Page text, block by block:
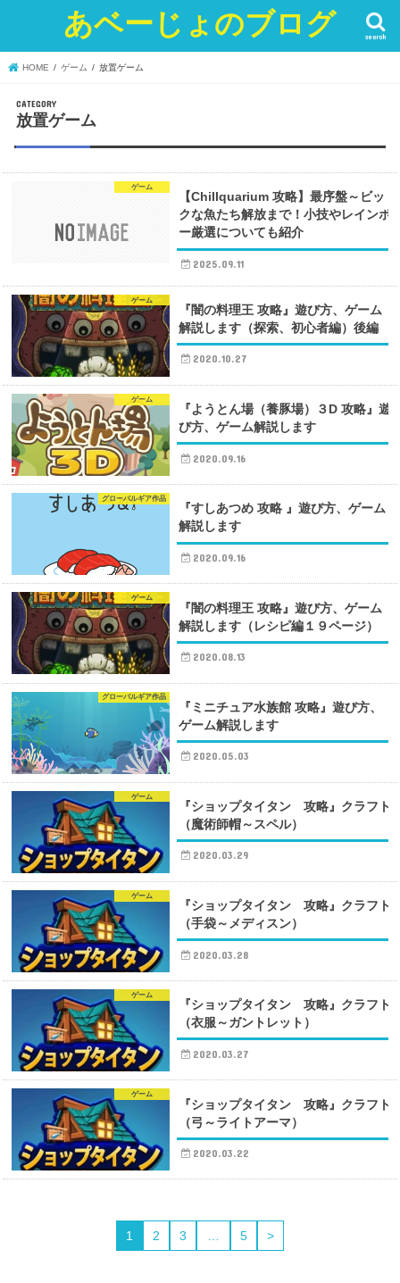
あベーじょのブログ search
HOME ゲーム 放置ゲーム
放置ゲーム
ゲーム
【Chillquarium 攻略】最序盤～ビッ
クな魚たち解放まで！小技やレインボ
ー厳選についても紹介
2025.09.11
ゲーム
『闇の料理王 攻略』遊び方、ゲーム
解説します（探索、初心者編）後編
2020.10.27
ゲーム
『ようとん場（養豚場）３D 攻略』遊
び方、ゲーム解説します
2020.09.16
グローバルギア作品
『すしあつめ 攻略 』遊び方、ゲーム
解説します
2020.09.16
ゲーム
『闇の料理王 攻略』遊び方、ゲーム
解説します（レシピ編１９ページ）
2020.08.13
グローバルギア作品
『ミニチュア水族館 攻略』遊び方、
ゲーム解説します
2020.05.03
ゲーム
『ショップタイタン 攻略』クラフト
（魔術師帽～スペル）
2020.03.29
ゲーム
『ショップタイタン 攻略』クラフト
（手袋～メディスン）
2020.03.28
ゲーム
『ショップタイタン 攻略』クラフト
（衣服～ガントレット）
2020.03.27
ゲーム
『ショップタイタン 攻略』クラフト
（弓～ライトアーマ）
2020.03.22
1 2 3 5 >